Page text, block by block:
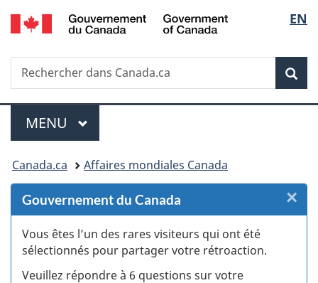
Passer
au
des
Passer
au
principal
Passer
à
Au
du
Passer
à
version
simplifiée
de
la
EN
Recherche
Rechercher
dans
Menu
MENU PRINCIPAL
Vous
êtes
ici :
Canada.ca Affaires mondiales Canada
Gouvernement du Canada
Vous êtes l’un des rares visiteurs qui ont été
sélectionnés pour partager votre rétroaction.
Veuillez répondre à 6 questions sur votre
×